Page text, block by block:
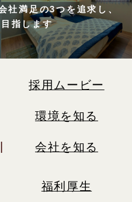
社満足の3つを追求し、
指します
採用ムービー
会社を知る
環境を知る
福利厚生